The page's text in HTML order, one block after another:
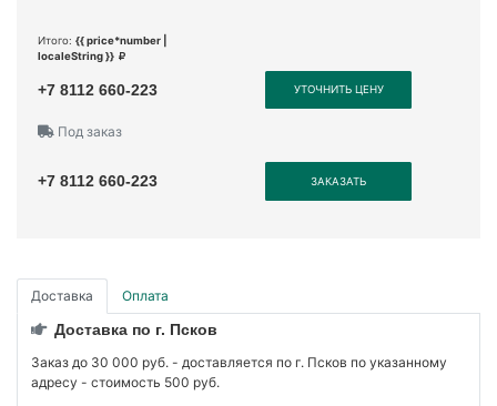
Итого: {{ price*number |
localeString }}
+7 8112 660-223 УТОЧНИТЬ ЦЕНУ
Под заказ
+7 8112 660-223 ЗАКАЗАТЬ
Доставка Оплата
Доставка по г. Псков
Заказ до 30 000 руб. - доставляется по г. Псков по указанному
адресу - стоимость 500 руб.